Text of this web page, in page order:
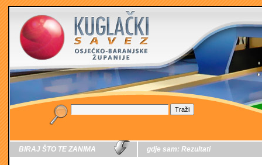
BIRAJ ŠTO TE ZANIMA gdje sam: Rezultati